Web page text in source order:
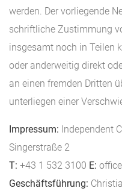
werden. Der vorliegende
schriftliche Zustimmung
insgesamt noch in Teilen
oder anderweitig direkt
an einen fremden Dritten
unterliegen einer
Impressum: Independent
Singerstraße 2
T: +43 1 532 3100 E:
Geschäftsführung: